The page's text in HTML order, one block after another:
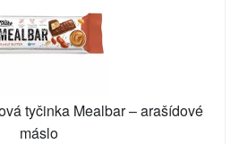
tyčinka Mealbar – arašídové
máslo